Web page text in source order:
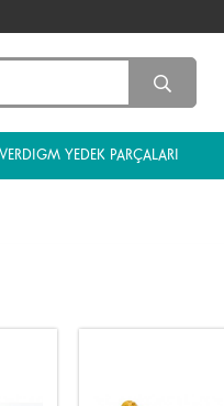
YEDEK PARÇALARI